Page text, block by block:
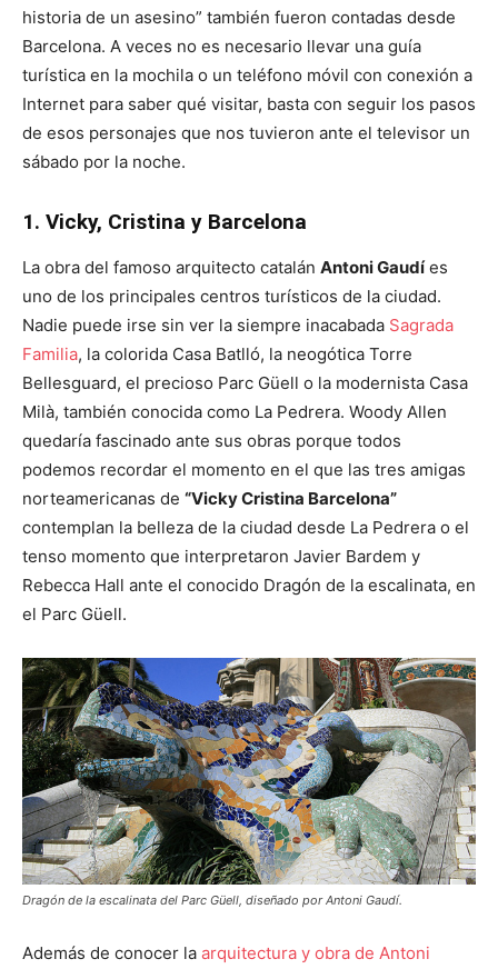
historia de un asesino” también fueron contadas desde
Barcelona. A veces no es necesario llevar una guía
turística en la mochila o un teléfono móvil con conexión a
Internet para saber qué visitar, basta con seguir los pasos
de esos personajes que nos tuvieron ante el televisor un
sábado por la noche.
1. Vicky, Cristina y Barcelona
La obra del famoso arquitecto catalán Antoni Gaudíes
uno de los principales centros turísticos de la ciudad.
Nadie puede irse sin ver la siempre inacabada Sagrada
Familia, la colorida Casa Batlló, la neogótica Torre
Bellesguard, el precioso Parc Güell o la modernista Casa
Milà, también conocida como La Pedrera. Woody Allen
quedaría fascinado ante sus obras porque todos
podemos recordar el momento en el que las tres amigas
norteamericanas de “Vicky Cristina Barcelona”
contemplan la belleza de la ciudad desde La Pedrera o el
tenso momento que interpretaron Javier Bardem y
Rebecca Hall ante el conocido Dragón de la escalinata, en
el Parc Güell.
Dragón de la escalinata del Parc Güell, diseñado por Antoni Gaudí.
Además de conocer la arquitectura y obra de Antoni